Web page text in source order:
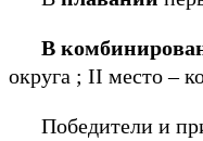
В
округа ; II место –
Победители и